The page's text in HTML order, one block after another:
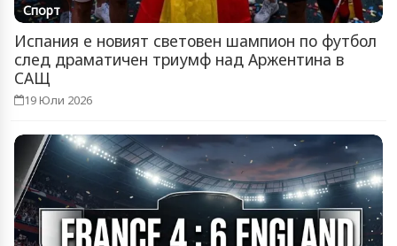
Спорт
Испания е новият световен шампион по футбол
след драматичен триумф над Аржентина в
САЩ
19 Юли 2026